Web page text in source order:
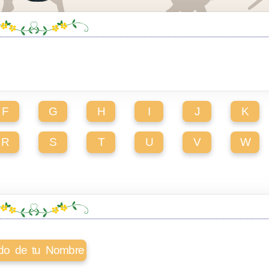
F G H I J K
R S T U V W
de tu Nombre